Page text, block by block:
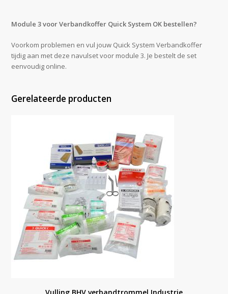
Module 3 voor Verbandkoffer Quick System OK bestellen?
Voorkom problemen en vul jouw Quick System Verbandkoffer
tijdig aan met deze navulset voor module 3. Je bestelt de set
eenvoudig online.
Gerelateerde producten